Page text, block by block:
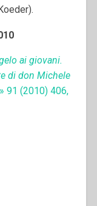
ai giovani.
di don Michele
91 (2010) 406,